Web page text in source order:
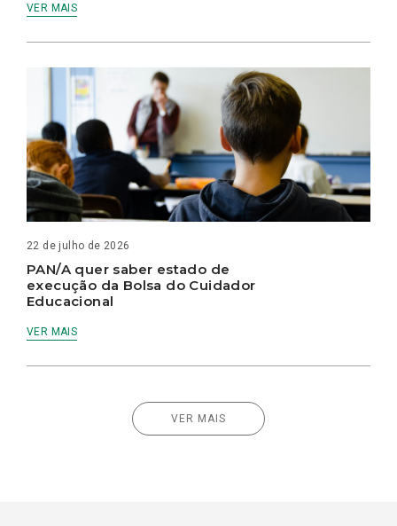
VER MAIS
22 de julho de 2026
PAN/A quer saber estado de
execução da Bolsa do Cuidador
Educacional
VER MAIS
VER MAIS